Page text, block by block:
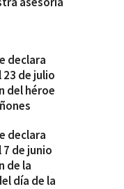
declara
de julio
del héroe
declara
de junio
de la
día de la